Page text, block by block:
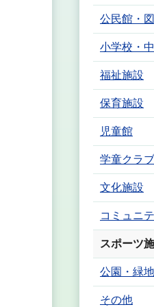
公民館・
小学校・
福祉施設
保育施設
児童館
学童クラブ
文化施設
コミュニ
スポーツ
公園・緑地
その他